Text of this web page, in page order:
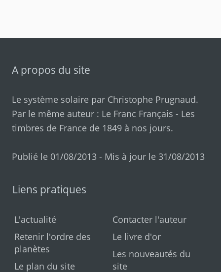
A propos du site
Le système solaire par Christophe Prugnaud.
Par le même auteur : Le Franc Français - Les
timbres de France de 1849 à nos jours.
Publié le 01/08/2013 - Mis à jour le 31/08/2013
Liens pratiques
L'actualité
Retenir l'ordre des
planètes
Le plan du site
Contacter l'auteur
Le livre d'or
Les nouveautés du
site